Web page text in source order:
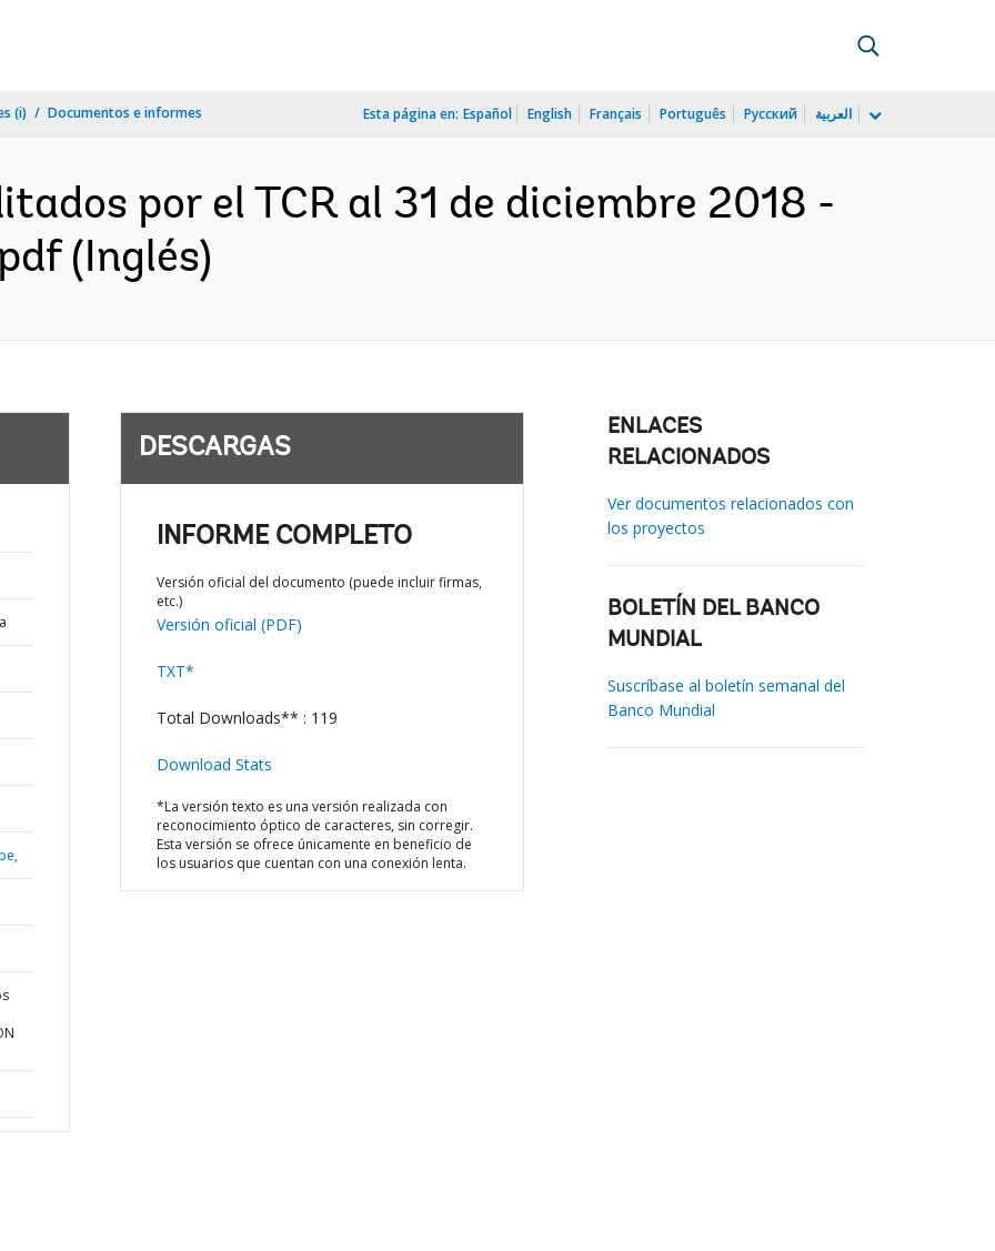
(i) Documentos e informes Esta página en: Español English Français Português Русский العربية
por el TCR al 31 de diciembre 2018 -
(Inglés)
DESCARGAS
INFORME COMPLETO
Versión oficial del documento (puede incluir firmas,
etc.)
Versión oficial (PDF)
TXT*
Total Downloads** : 119
Download Stats
*La versión texto es una versión realizada con
reconocimiento óptico de caracteres, sin corregir.
Esta versión se ofrece únicamente en beneficio de
los usuarios que cuentan con una conexión lenta.
ENLACES
RELACIONADOS
Ver documentos relacionados con
los proyectos
BOLETÍN DEL BANCO
MUNDIAL
Suscríbase al boletín semanal del
Banco Mundial